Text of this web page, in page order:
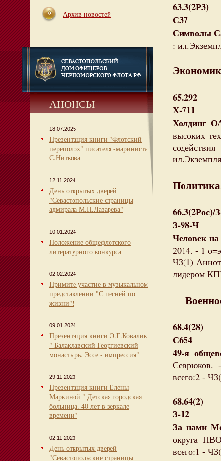
Архив новостей
АНОНСЫ
18.07.2025
Презентация книги "Флотский
переполох" писателя -мариниста
С.Ниткова
12.11.2024
День открытых дверей
"Севастопольские страницы
адмирала М.П.Лазарева"
10.01.2024
Положение общефлотского
литературного конкурса
02.02.2024
Примите участие в музыкальном
представлении "С песней по
жизни"!
09.01.2024
Презентация книги О.Г.Ковалик
" Балаклавский Георгиевский
монастырь. Эссе - импрессия"
29.11.2023
Презентация книги Елены
Маркиной " Детская городская
больница. 40 лет в зеркале
времени"
02.11.2023
День открытых дверей
"Севастопольские страницы
63.3(2Р3)
С37
Символы
:
65.292
Х-711
Холдинг
высоких
66.3(2Рос)/
З-98-Ч
Человек на
2014. - 1
ЧЗ(1)
лидером
68.4(28)
С654
49-я
Севрюков.
всего:2 -
68.64(2)
З-12
За нами
округа
всего:1 -